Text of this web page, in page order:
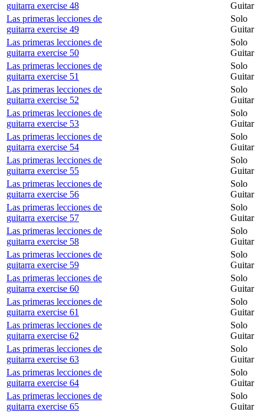
guitarra exercise 48
Guitar
Las primeras lecciones de
guitarra exercise 49
Solo
Guitar
Las primeras lecciones de
guitarra exercise 50
Solo
Guitar
Las primeras lecciones de
guitarra exercise 51
Solo
Guitar
Las primeras lecciones de
guitarra exercise 52
Solo
Guitar
Las primeras lecciones de
guitarra exercise 53
Solo
Guitar
Las primeras lecciones de
guitarra exercise 54
Solo
Guitar
Las primeras lecciones de
guitarra exercise 55
Solo
Guitar
Las primeras lecciones de
guitarra exercise 56
Solo
Guitar
Las primeras lecciones de
guitarra exercise 57
Solo
Guitar
Las primeras lecciones de
guitarra exercise 58
Solo
Guitar
Las primeras lecciones de
guitarra exercise 59
Solo
Guitar
Las primeras lecciones de
guitarra exercise 60
Solo
Guitar
Las primeras lecciones de
guitarra exercise 61
Solo
Guitar
Las primeras lecciones de
guitarra exercise 62
Solo
Guitar
Las primeras lecciones de
guitarra exercise 63
Solo
Guitar
Las primeras lecciones de
guitarra exercise 64
Solo
Guitar
Las primeras lecciones de
guitarra exercise 65
Solo
Guitar